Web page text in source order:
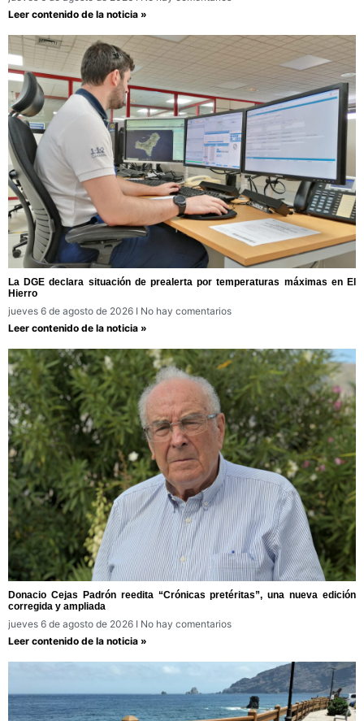
Leer contenido de la noticia »
La DGE declara situación de prealerta por temperaturas máximas en El
Hierro
jueves 6 de agosto de 2026
No hay comentarios
Leer contenido de la noticia »
Donacio Cejas Padrón reedita “Crónicas pretéritas”, una nueva edición
corregida y ampliada
jueves 6 de agosto de 2026
No hay comentarios
Leer contenido de la noticia »